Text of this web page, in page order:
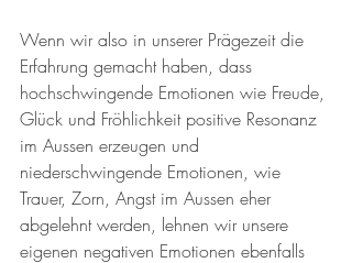
Wenn wir also in unserer Prägezeit die
Erfahrung gemacht haben, dass
hochschwingende Emotionen wie Freude,
Glück und Fröhlichkeit positive Resonanz
im Aussen erzeugen und
niederschwingende Emotionen, wie
Trauer, Zorn, Angst im Aussen eher
abgelehnt werden, lehnen wir unsere
eigenen negativen Emotionen ebenfalls